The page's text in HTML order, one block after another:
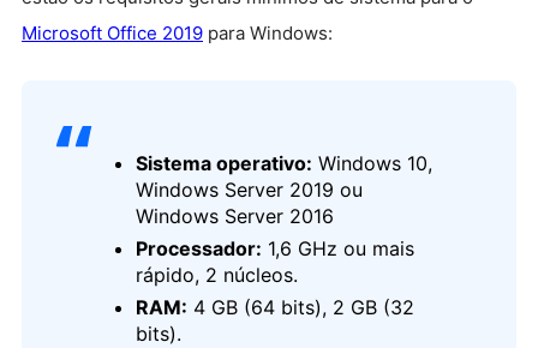
Microsoft Office 2019 para Windows:
Sistema operativo: Windows 10,
Windows Server 2019 ou
Windows Server 2016
Processador: 1,6 GHz ou mais
rápido, 2 núcleos.
RAM: 4 GB (64 bits), 2 GB (32
bits).